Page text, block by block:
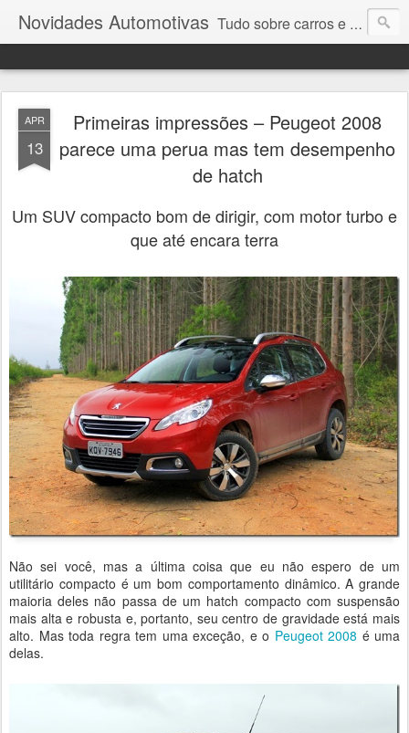
Novidades Automotivas Tudo sobre carros e motores
APR
13
Primeiras impressões – Peugeot 2008
parece uma perua mas tem desempenho
de hatch
Um SUV compacto bom de dirigir, com motor turbo e
que até encara terra
Não sei você, mas a última coisa que eu não espero de um
utilitário compacto é um bom comportamento dinâmico. A grande
maioria deles não passa de um hatch compacto com suspensão
mais alta e robusta e, portanto, seu centro de gravidade está mais
alto. Mas toda regra tem uma exceção, e o Peugeot 2008 é uma
delas.